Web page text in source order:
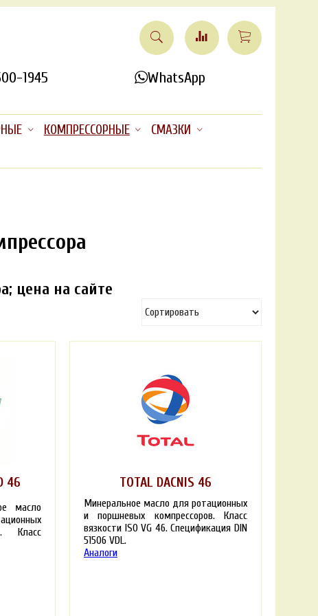
1945 WhatsApp
КОМПРЕССОРНЫЕ
СМАЗКИ
цена на сайте
46
масло
Класс
TOTAL DACNIS 46
Минеральное масло для ротационных
и поршневых компрессоров. Класс
вязкости ISO VG 46. Спецификация DIN
51506 VDL.
Аналоги